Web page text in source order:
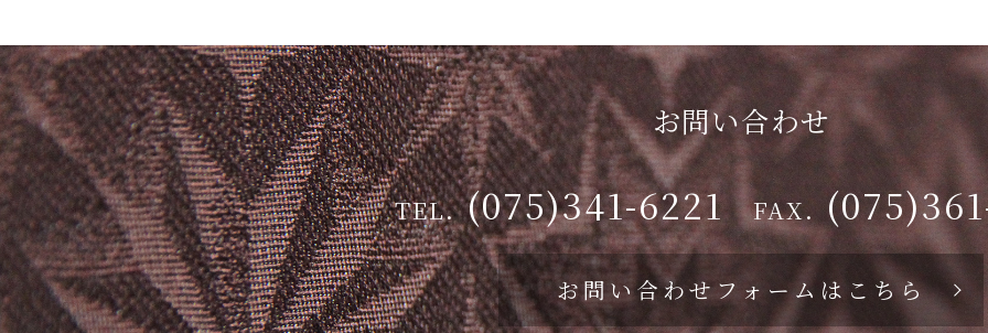
お問い合わせ
TEL. (075)341-6221 FAX.
お問い合わせフォームはこちら